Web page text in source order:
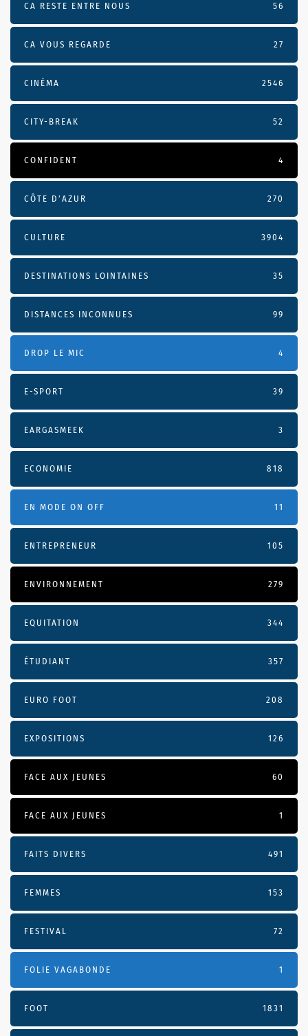
CA RESTE ENTRE NOUS 56
CA VOUS REGARDE 27
CINÉMA 2546
CITY-BREAK 52
CONFIDENT 4
CÔTE D’AZUR 270
CULTURE 3904
DESTINATIONS LOINTAINES 35
DISTANCES INCONNUES 99
DROP LE MIC 4
E-SPORT 39
EARGASMEEK 3
ECONOMIE 818
EN MODE ON OFF 11
ENTREPRENEUR 105
ENVIRONNEMENT 279
EQUITATION 344
ÉTUDIANT 357
EURO FOOT 208
EXPOSITIONS 126
FACE AUX JEUNES 60
FACE AUX JEUNES 1
FAITS DIVERS 491
FEMMES 153
FESTIVAL 72
FOLIE VAGABONDE 1
FOOT 1831